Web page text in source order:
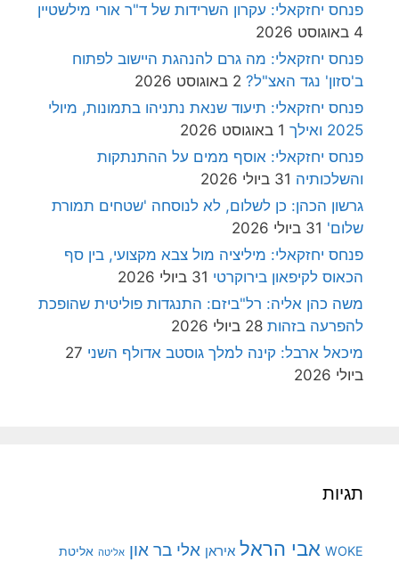
פנחס יחזקאלי: עקרון השרידות של ד"ר אורי מילשטיין
4 באוגוסט 2026
פנחס יחזקאלי: מה גרם להנהגת היישוב לפתוח
ב'סזון' נגד האצ"ל? 2 באוגוסט 2026
פנחס יחזקאלי: תיעוד שנאת נתניהו בתמונות, מיולי
2025 ואילך
1 באוגוסט 2026
פנחס יחזקאלי: אוסף ממים על ההתנתקות
והשלכותיה 31 ביולי 2026
גרשון הכהן: כן לשלום, לא לנוסחה 'שטחים תמורת
שלום' 31 ביולי 2026
פנחס יחזקאלי: מיליציה מול צבא מקצועי, בין סף
הכאוס לקיפאון בירוקרטי 31 ביולי 2026
משה כהן אליה: רל"ביזם: התנגדות פוליטית שהופכת
להפרעה בזהות 28 ביולי 2026
מיכאל ארבל: קינה למלך גוסטב אדולף השני 27
ביולי 2026
תגיות
WOKE אבי הראל איראן אלי בר און אליטה אליטת